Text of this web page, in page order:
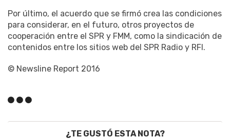
Por último, el acuerdo que se firmó crea las condiciones
para considerar, en el futuro, otros proyectos de
cooperación entre el SPR y FMM, como la sindicación de
contenidos entre los sitios web del SPR Radio y RFI.
© Newsline Report 2016
¿TE GUSTÓ ESTA NOTA?